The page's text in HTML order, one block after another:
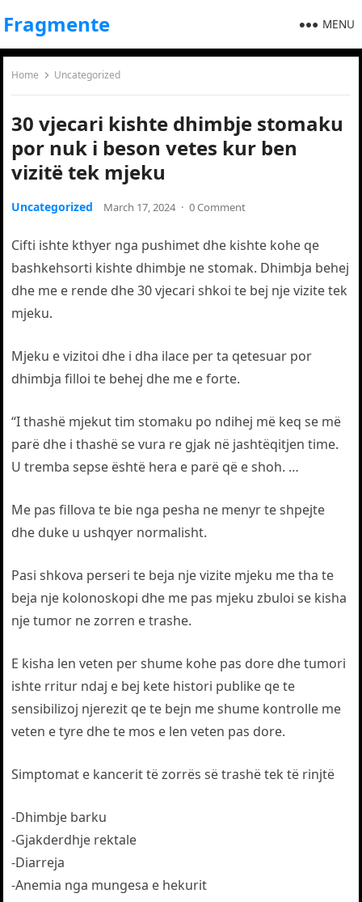
Fragmente MENU
Home Uncategorized
30 vjecari kishte dhimbje stomaku
por nuk i beson vetes kur ben
vizitë tek mjeku
Uncategorized March 17, 2024 · 0 Comment
Cifti ishte kthyer nga pushimet dhe kishte kohe qe
bashkehsorti kishte dhimbje ne stomak. Dhimbja behej
dhe me e rende dhe 30 vjecari shkoi te bej nje vizite tek
mjeku.
Mjeku e vizitoi dhe i dha ilace per ta qetesuar por
dhimbja filloi te behej dhe me e forte.
“I thashë mjekut tim stomaku po ndihej më keq se më
parë dhe i thashë se vura re gjak në jashtëqitjen time.
U tremba sepse është hera e parë që e shoh. …
Me pas fillova te bie nga pesha ne menyr te shpejte
dhe duke u ushqyer normalisht.
Pasi shkova perseri te beja nje vizite mjeku me tha te
beja nje kolonoskopi dhe me pas mjeku zbuloi se kisha
nje tumor ne zorren e trashe.
E kisha len veten per shume kohe pas dore dhe tumori
ishte rritur ndaj e bej kete histori publike qe te
sensibilizoj njerezit qe te bejn me shume kontrolle me
veten e tyre dhe te mos e len veten pas dore.
Simptomat e kancerit të zorrës së trashë tek të rinjtë
-Dhimbje barku
-Gjakderdhje rektale
-Diarreja
-Anemia nga mungesa e hekurit